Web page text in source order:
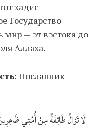
хадис
Государство
мир — от востока до
Аллаха.
Посланник
لَا تَزَالُ طَائِفَةٌ مِنْ أُمَّتِي